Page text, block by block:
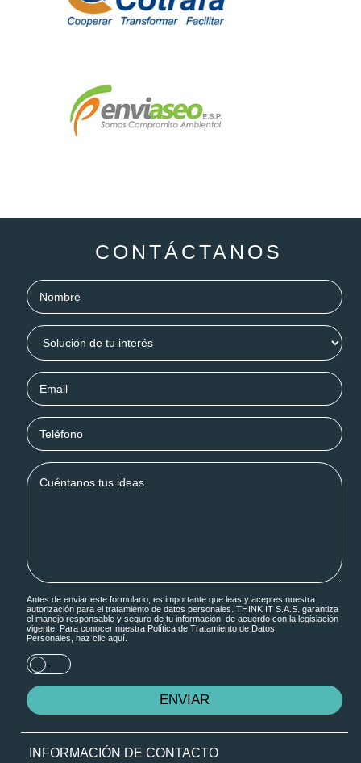
CONTÁCTANOS
Antes de enviar este formulario, es importante que leas y aceptes nuestra
autorización para el tratamiento de datos personales. THINK IT S.A.S. garantiza
el manejo responsable y seguro de tu información, de acuerdo con la legislación
vigente. Para conocer nuestra Política de Tratamiento de Datos
Personales, hazclic aquí.
.
INFORMACIÓN DE CONTACTO